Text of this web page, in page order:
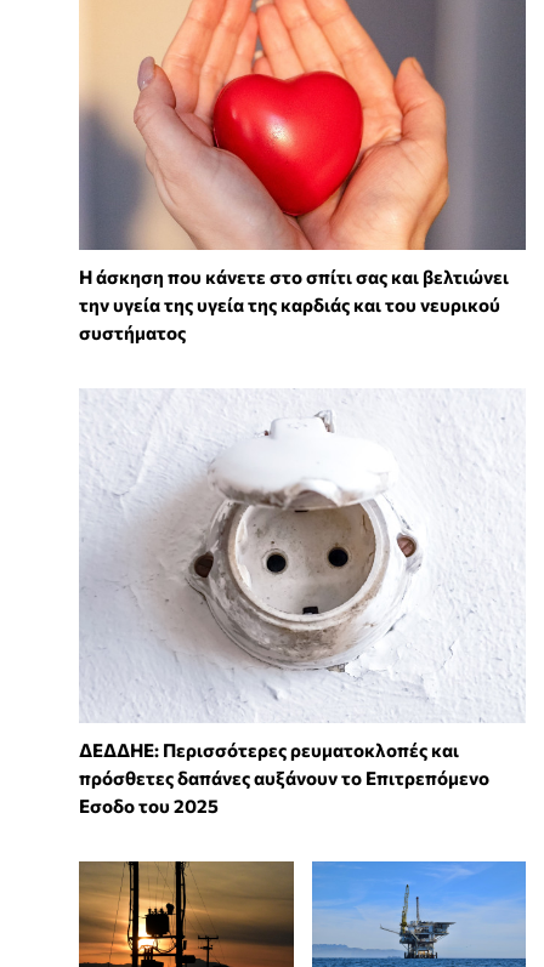
Η άσκηση που κάνετε στο σπίτι σας και βελτιώνει
την υγεία της υγεία της καρδιάς και του νευρικού
συστήματος
ΔΕΔΔΗΕ: Περισσότερες ρευματοκλοπές και
πρόσθετες δαπάνες αυξάνουν το Επιτρεπόμενο
Εσοδο του 2025